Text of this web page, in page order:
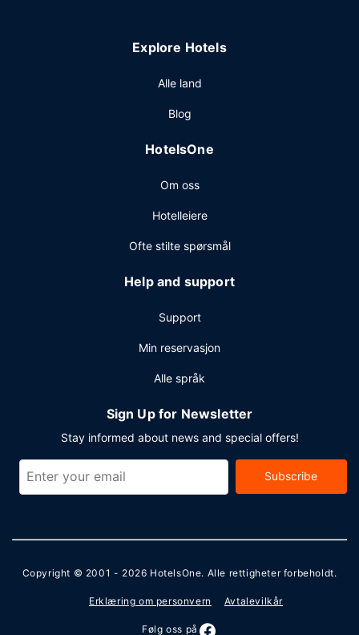
Explore Hotels
Alle land
Blog
HotelsOne
Om oss
Hotelleiere
Ofte stilte spørsmål
Help and support
Support
Min reservasjon
Alle språk
Sign Up for Newsletter
Stay informed about news and special offers!
Subscribe
Copyright © 2001 - 2026 HotelsOne. Alle rettigheter forbeholdt.
Erklæring om personvern Avtalevilkår
Følg oss på